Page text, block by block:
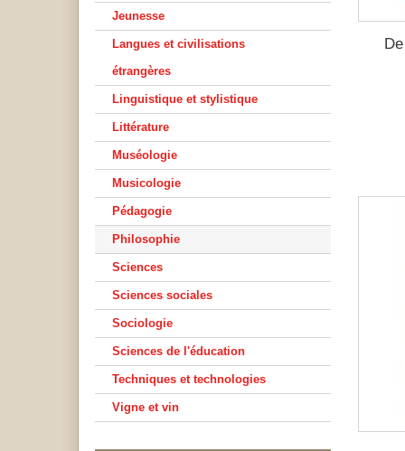
Jeunesse
Langues et civilisations
étrangères
Linguistique et stylistique
Littérature
Muséologie
Musicologie
Pédagogie
Philosophie
Sciences
Sciences sociales
Sociologie
Sciences de l'éducation
Techniques et technologies
Vigne et vin